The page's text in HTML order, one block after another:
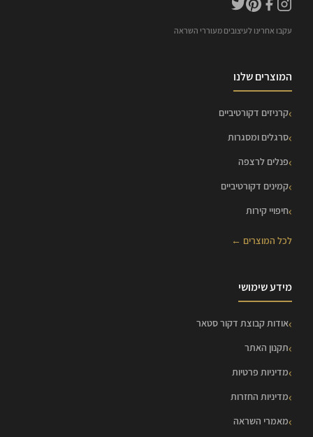
עקבו אחרינו לעיצובים מעוררי השראה
המוצרים שלנו
קרניזים דקורטיביים
סרגלים ומסגרות
פנלים לרצפה
קמינים דקורטיביים
חיפויי קירות
לכל המוצרים ←
מידע שימושי
אודות קבוצת דקור סטאר
תקנון האתר
מדיניות פרטיות
מדיניות החזרות
מאמרי השראה